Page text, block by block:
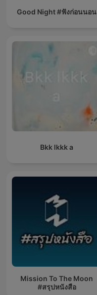
Good Night #ฟังก่อนนอน
Bkk lkkk a
Mission To The Moon
#สรุปหนังสือ